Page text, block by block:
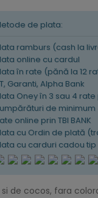
de plata:
ramburs (cash la
online cu cardul
în rate (pănă la 12
Garanti, Alpha Bank
Oney în 3 sau 4
de minimum
online prin TBI BANK
cu Ordin de plată
cu carduri cadou tip
de cocos, fara